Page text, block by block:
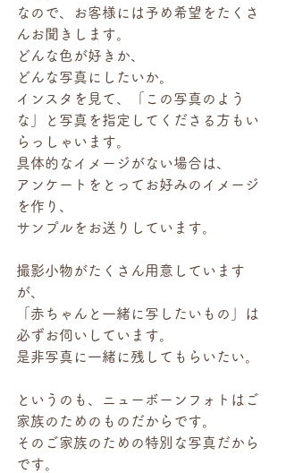
なので、お客様には予め希望をたくさ
んお聞きします。
どんな色が好きか、
どんな写真にしたいか。
インスタを見て、「この写真のよう
な」と写真を指定してくださる方もい
らっしゃいます。
具体的なイメージがない場合は、
アンケートをとってお好みのイメージ
を作り、
サンプルをお送りしています。
撮影小物がたくさん用意しています
が、
「赤ちゃんと一緒に写したいもの」は
必ずお伺いしています。
是非写真に一緒に残してもらいたい。
というのも、ニューボーンフォトはご
家族のためのものだからです。
そのご家族のための特別な写真だから
です。